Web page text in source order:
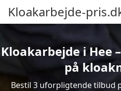
Kloakarbejde-
Kloakarbejde i Hee
på
Bestil 3 uforpligtende tilbud